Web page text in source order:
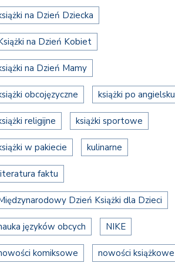
na Dzień Dziecka
na Dzień Kobiet
na Dzień Mamy
obcojęzyczne książki po angielsku
religijne książki sportowe
w pakiecie kulinarne
faktu
Dzień Książki dla Dzieci
języków obcych NIKE
komiksowe nowości książkowe